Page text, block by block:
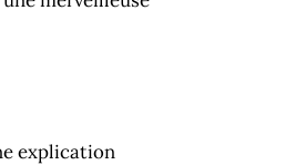
explication